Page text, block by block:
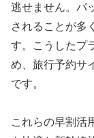
逃せません。パ
されることが多
す。こうしたプ
め、旅行予約サ
です。
これらの早割活